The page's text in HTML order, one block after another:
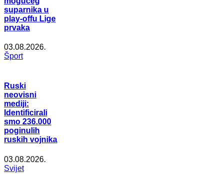
suparnika u
play-offu Lige
prvaka
03.08.2026.
Šport
Ruski
neovisni
mediji:
Identificirali
smo 236.000
poginulih
ruskih vojnika
03.08.2026.
Svijet